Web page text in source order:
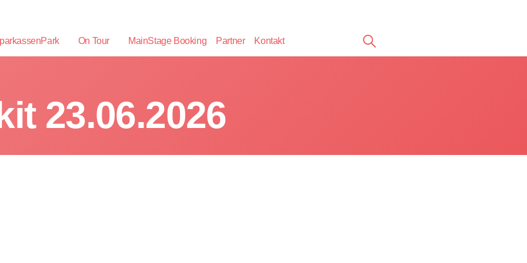
On Tour MainStage Booking Partner Kontakt
23.06.2026